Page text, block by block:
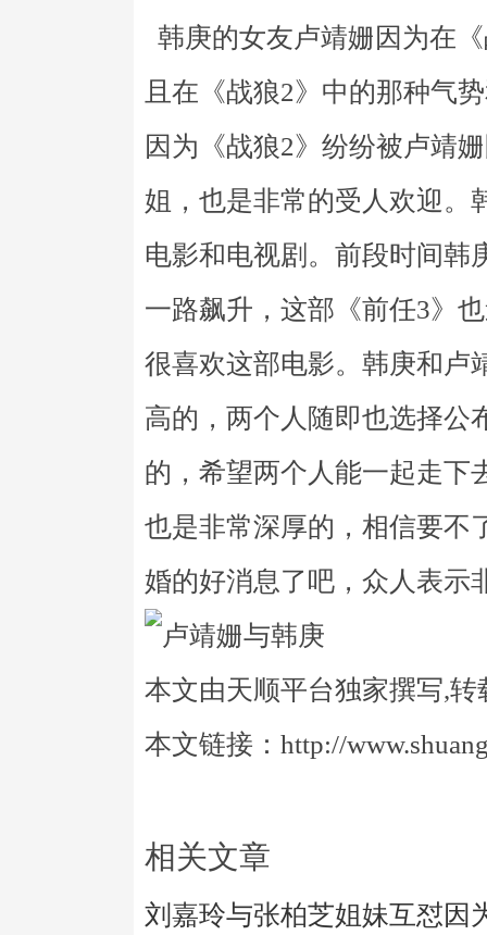
韩庚的女友卢靖姗因为在
且在《战狼2》中的那种气
因为《战狼2》纷纷被卢靖
姐，也是非常的受人欢迎。
电影和电视剧。前段时间韩
一路飙升，这部《前任3》
很喜欢这部电影。韩庚和卢
高的，两个人随即也选择公
的，希望两个人能一起走下
也是非常深厚的，相信要不
婚的好消息了吧，众人表示
本文由天顺平台独家撰写,转
本文链接：http://
相关文章
刘嘉玲与张柏芝姐妹互怼因